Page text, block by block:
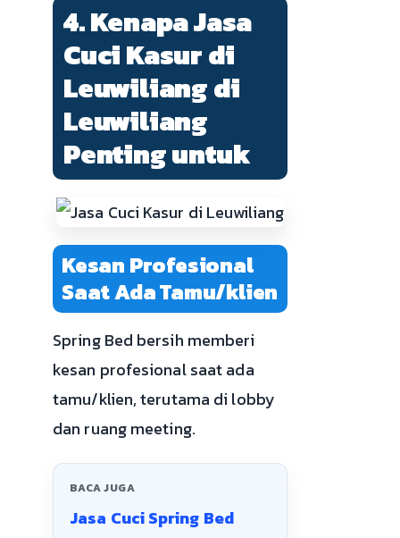
4. Kenapa Jasa
Cuci Kasur di
Leuwiliang di
Leuwiliang
Penting untuk
Kesan Profesional
Saat Ada Tamu/klien
Spring Bed bersih memberi
kesan profesional saat ada
tamu/klien, terutama di lobby
dan ruang meeting.
BACA JUGA
Jasa Cuci Spring Bed